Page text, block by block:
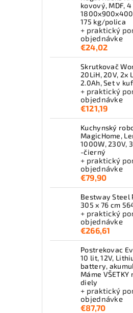
kovový, MDF,
1800x900x400
175 kg/polica
+ praktický
objednávke
€24,02
Skrutkovač
20LiH, 20V, 2x
2.0Ah, Set v
+ praktický
objednávke
€121,19
Kuchynský
MagicHome,
1000W, 230V,
-čierný
+ praktický
objednávke
€79,90
Bestway Steel
305 x 76 cm
+ praktický
objednávke
€266,61
Postrekovac
10 lit, 12V,
battery,
Máme VŠETKY
diely
+ praktický
objednávke
€87,70